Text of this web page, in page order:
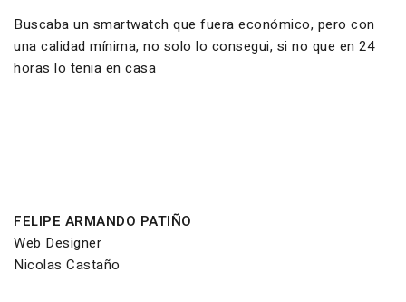
Buscaba un smartwatch que fuera económico, pero con
una calidad mínima, no solo lo consegui, si no que en 24
horas lo tenia en casa
FELIPE ARMANDO PATIÑO
Web Designer
Nicolas Castaño